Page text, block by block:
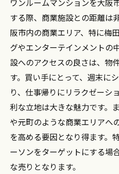
ワンルームマンションを大阪
する際、商業施設との距離は
阪市内の商業エリア、特に梅
グやエンターテインメントの
設へのアクセスの良さは、物
す。買い手にとって、週末に
り、仕事帰りにリラクゼーシ
利な立地は大きな魅力です。
や元町のような商業エリアへ
を高める要因となり得ます。
ーソンをターゲットにする場
な売りとなります。